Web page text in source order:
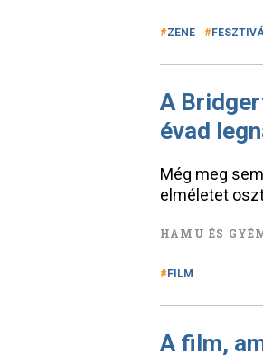
ZENE
A
évad
Még meg
elméletet
HAMU ÉS
FILM
A film,